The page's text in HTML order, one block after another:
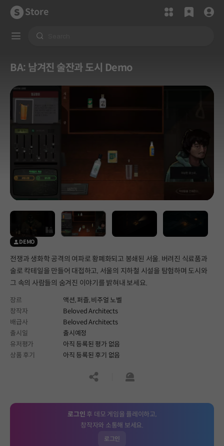
Store
BA: 남겨진 술잔과 도시 Demo
DEMO
전쟁과 생화학 공격의 여파로 황폐화되고 봉쇄된 서울. 버려진 식료품과
술로 칵테일을 만들어 대접하고, 서울의 지하철 시설을 탐험하며 도시와
그 속의 사람들의 숨겨진 이야기를 밝혀내 보세요.
장르 액션,퍼즐,비주얼 노벨
창작자
Beloved Architects
배급사
Beloved Architects
출시일
출시예정
유저평가
아직 등록된 평가 없음
상품 후기
아직 등록된 후기 없음
공유하기신고하기
로그인 후 데모 게임을 플레이하고,
창작자와 소통해 보세요.
로그인